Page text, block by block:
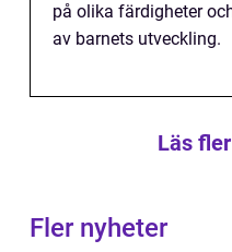
på olika färdigheter
av barnets utveckling.
Läs
Fler nyheter